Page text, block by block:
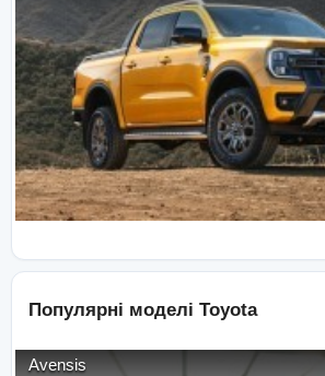
Популярні моделі Toyota
Avensis